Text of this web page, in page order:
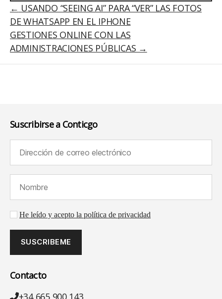
USANDO “SEEING AI” PARA “VER” LAS FOTOS
DE WHATSAPP EN EL IPHONE
GESTIONES ONLINE CON LAS
ADMINISTRACIONES PÚBLICAS
Suscribirse a Conticgo
Aceptación de la política de privacidad
He leído y acepto la política de privacidad
Contacto
Teléfono
+34 665 900 143